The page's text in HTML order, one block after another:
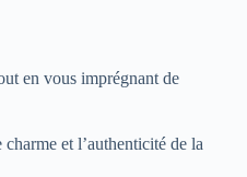
en vous imprégnant de
et l’authenticité de la